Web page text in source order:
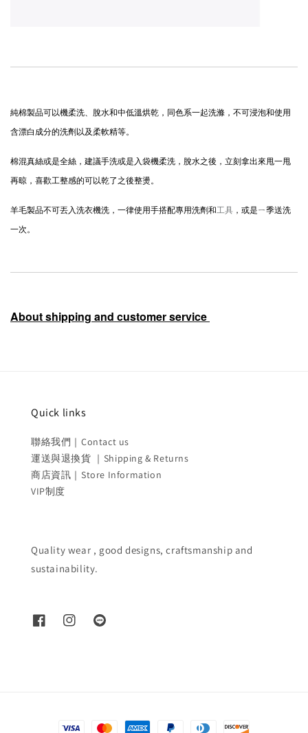
純棉製品可以機柔洗、脫水和中低溫烘乾，同色系一起洗滌，不可浸泡和使用
含漂白成分的洗劑以及柔軟精等。
棉混真絲或是全絲，建議手洗或是入袋機柔洗，脫水之後，立刻拿出來甩一甩
再晾，喜歡工整感的可以乾了之後整燙。
羊毛製品不可丟入洗衣機洗，一律使用手搭配專用洗劑和工具 ，或是ㄧ季送洗
一次。
About shipping and customer service
Quick links
聯絡我們｜Contact us
運送與退換貨 ｜Shipping & Returns
商店資訊｜Store Information
VIP制度
Quality wear , good designs, craftsmanship and
sustainability.